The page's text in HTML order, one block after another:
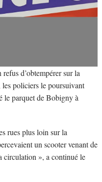
d’obtempérer sur la
policiers le poursuivant
le parquet de Bobigny à
rues plus loin sur la
un scooter venant de
circulation », a continué le